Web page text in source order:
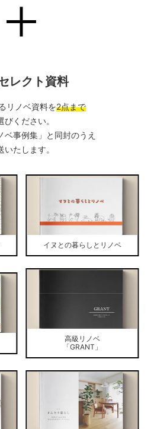
レクト資料
リノベ資料を2点まで
びください。
ベ事例集」と同封のうえ
いたします。
イヌとの暮らしとリノベ
高級リノベ
「GRANT」